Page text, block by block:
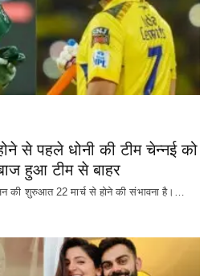
से पहले धोनी की टीम चेन्नई को
हुआ टीम से बाहर
की शुरुआत 22 मार्च से होने की संभावना है।…